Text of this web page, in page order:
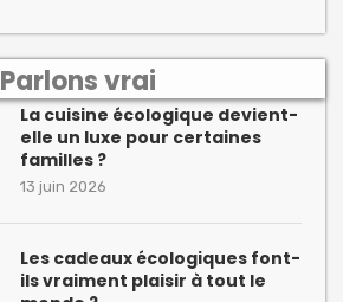
Parlons vrai
La cuisine écologique devient-
elle un luxe pour certaines
familles ?
13 juin 2026
Les cadeaux écologiques font-
ils vraiment plaisir à tout le